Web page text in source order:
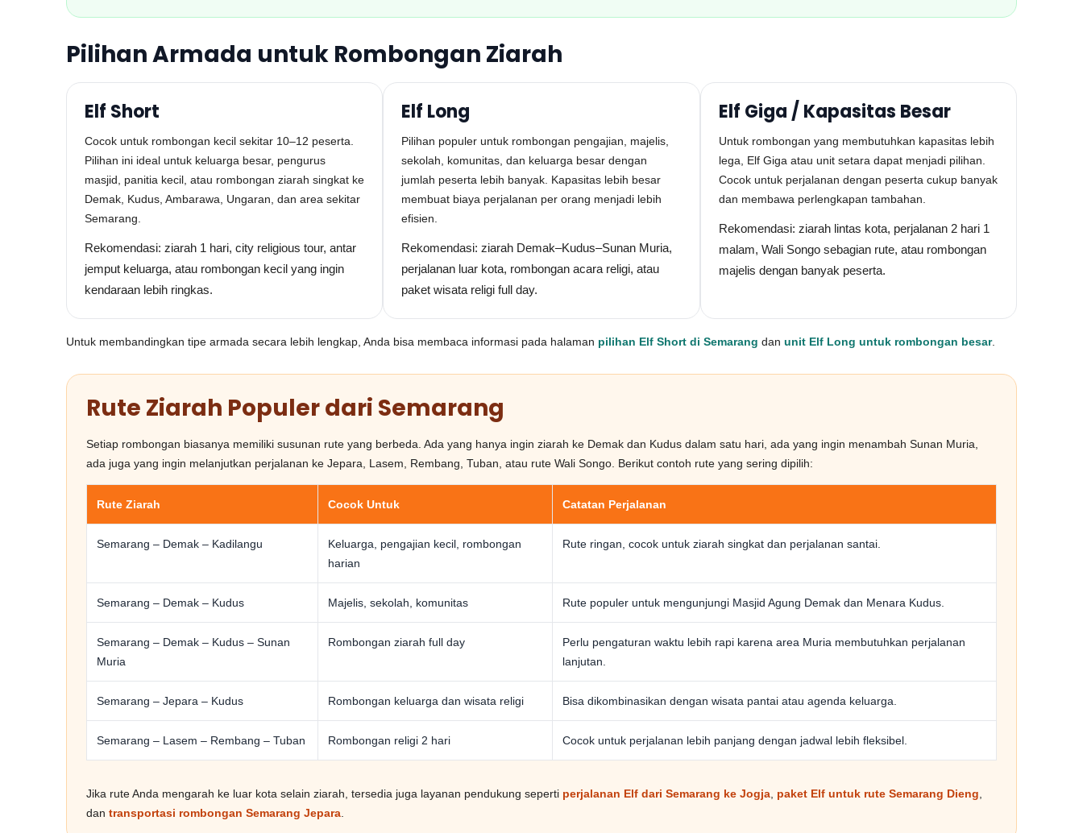
Pilihan Armada untuk Rombongan Ziarah
Elf Short
Cocok untuk rombongan kecil sekitar 10–12 peserta.
Pilihan ini ideal untuk keluarga besar, pengurus
masjid, panitia kecil, atau rombongan ziarah singkat ke
Demak, Kudus, Ambarawa, Ungaran, dan area sekitar
Semarang.
Rekomendasi: ziarah 1 hari, city religious tour, antar
jemput keluarga, atau rombongan kecil yang ingin
kendaraan lebih ringkas.
Elf Long
Pilihan populer untuk rombongan pengajian, majelis,
sekolah, komunitas, dan keluarga besar dengan
jumlah peserta lebih banyak. Kapasitas lebih besar
membuat biaya perjalanan per orang menjadi lebih
efisien.
Rekomendasi: ziarah Demak–Kudus–Sunan Muria,
perjalanan luar kota, rombongan acara religi, atau
paket wisata religi full day.
Elf Giga / Kapasitas Besar
Untuk rombongan yang membutuhkan kapasitas lebih
lega, Elf Giga atau unit setara dapat menjadi pilihan.
Cocok untuk perjalanan dengan peserta cukup banyak
dan membawa perlengkapan tambahan.
Rekomendasi: ziarah lintas kota, perjalanan 2 hari 1
malam, Wali Songo sebagian rute, atau rombongan
majelis dengan banyak peserta.
Untuk membandingkan tipe armada secara lebih lengkap, Anda bisa membaca informasi pada halaman pilihan Elf Short di Semarang dan unit Elf Long untuk rombongan besar.
Rute Ziarah Populer dari Semarang
Setiap rombongan biasanya memiliki susunan rute yang berbeda. Ada yang hanya ingin ziarah ke Demak dan Kudus dalam satu hari, ada yang ingin menambah Sunan Muria,
ada juga yang ingin melanjutkan perjalanan ke Jepara, Lasem, Rembang, Tuban, atau rute Wali Songo. Berikut contoh rute yang sering dipilih:
Rute Ziarah Cocok Untuk Catatan Perjalanan
Semarang – Demak – Kadilangu
Keluarga, pengajian kecil, rombongan
harian
Rute ringan, cocok untuk ziarah singkat dan perjalanan santai.
Semarang – Demak – Kudus Majelis, sekolah, komunitas Rute populer untuk mengunjungi Masjid Agung Demak dan Menara Kudus.
Semarang – Demak – Kudus – Sunan
Muria
Rombongan ziarah full day
Perlu pengaturan waktu lebih rapi karena area Muria membutuhkan perjalanan
lanjutan.
Semarang – Jepara – Kudus Rombongan keluarga dan wisata religi Bisa dikombinasikan dengan wisata pantai atau agenda keluarga.
Semarang – Lasem – Rembang – Tuban Rombongan religi 2 hari Cocok untuk perjalanan lebih panjang dengan jadwal lebih fleksibel.
Jika rute Anda mengarah ke luar kota selain ziarah, tersedia juga layanan pendukung seperti perjalanan Elf dari Semarang ke Jogja paket Elf untuk rute Semarang Dieng
dan transportasi rombongan Semarang Jepara